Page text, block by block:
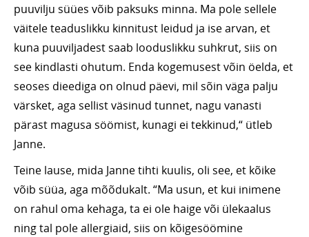
puuvilju süües võib paksuks minna. Ma pole sellele
väitele teaduslikku kinnitust leidud ja ise arvan, et
kuna puuviljadest saab looduslikku suhkrut, siis on
see kindlasti ohutum. Enda kogemusest võin öelda, et
seoses dieediga on olnud päevi, mil sõin väga palju
värsket, aga sellist väsinud tunnet, nagu vanasti
pärast magusa söömist, kunagi ei tekkinud,“ ütleb
Janne.
Teine lause, mida Janne tihti kuulis, oli see, et kõike
võib süüa, aga mõõdukalt. “Ma usun, et kui inimene
on rahul oma kehaga, ta ei ole haige või ülekaalus
ning tal pole allergiaid, siis on kõigesöömine